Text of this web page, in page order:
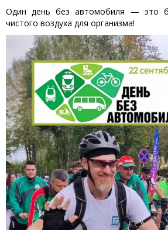
Один день без автомобиля — это
чистого воздуха для организма!